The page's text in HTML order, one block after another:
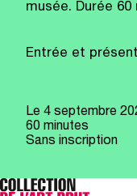
musée. Durée 60
Entrée et
Le 4 septembre
60 minutes
Sans inscription